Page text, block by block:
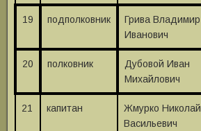
19 подполковник
Грива Владимир
Иванович
20 полковник
Дубовой Иван
Михайлович
21 капитан
Жмурко Николай
Васильевич